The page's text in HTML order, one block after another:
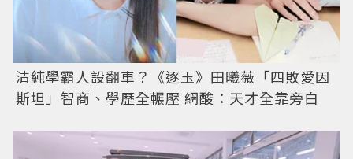
清純學霸人設翻車？《逐玉》田曦薇「四敗愛因
斯坦」智商、學歷全輾壓 網酸：天才全靠旁白